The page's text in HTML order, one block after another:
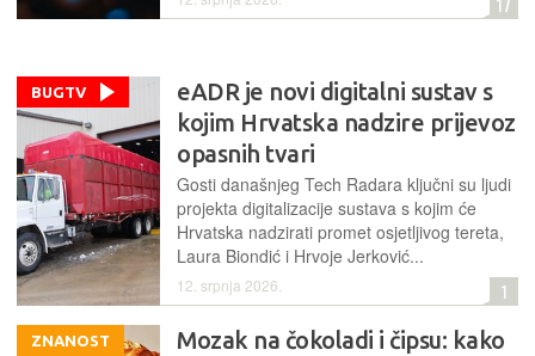
BUGTV
eADR je novi digitalni sustav s
kojim Hrvatska nadzire prijevoz
opasnih tvari
Gosti današnjeg Tech Radara ključni su ljudi
projekta digitalizacije sustava s kojim će
Hrvatska nadzirati promet osjetljivog tereta,
Laura Biondić i Hrvoje Jerković...
12. srpnja 2026. 1
ZNANOST
Mozak na čokoladi i čipsu: kako